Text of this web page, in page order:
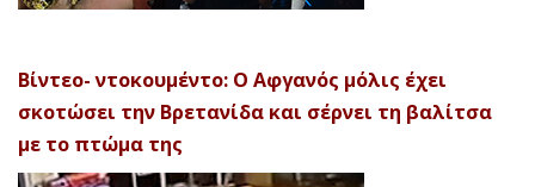
Βίντεο- ντοκουμέντο: Ο Αφγανός μόλις έχει
σκοτώσει την Βρετανίδα και σέρνει τη βαλίτσα
με το πτώμα της